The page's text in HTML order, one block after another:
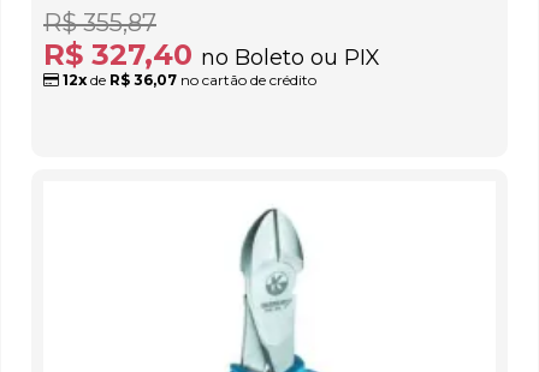
R$ 327,40 no Boleto ou PIX
R$ 355,87
12x de R$ 36,07 no cartão de crédito